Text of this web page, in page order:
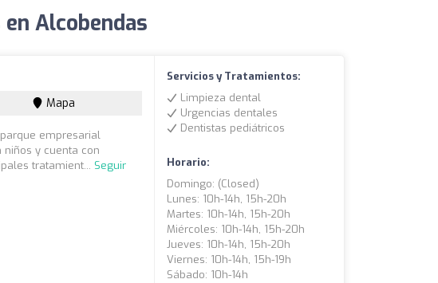
Alcobendas
Mapa
empresarial
niños y cuenta con
tratamient... Seguir
Servicios y Tratamientos:
Limpieza dental
Urgencias dentales
Dentistas pediátricos
Horario:
Domingo: (closed)
Lunes: 10h-14h, 15h-20h
Martes: 10h-14h, 15h-20h
Miércoles: 10h-14h, 15h-20h
Jueves: 10h-14h, 15h-20h
Viernes: 10h-14h, 15h-19h
Sábado: 10h-14h